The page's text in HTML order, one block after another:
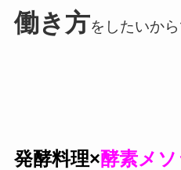
働き方をしたいから
発酵料理×酵素メソ